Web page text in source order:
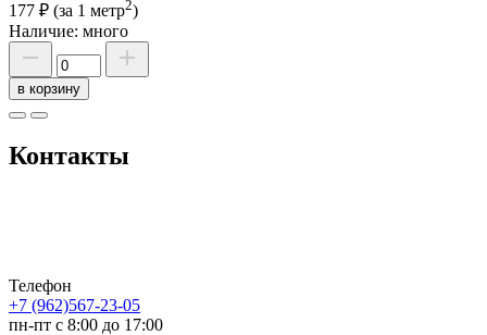
177 ₽ (за 1 метр2)
Наличие: много
в корзину
Контакты
Телефон
+7 (962)567-23-05
пн-пт с 8:00 до 17:00